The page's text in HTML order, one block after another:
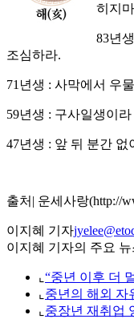
히지
83년
조심하라.
71년생 : 사막에서 우
59년생 : 구사일생이
47년생 : 앞 뒤 분간
출처| 운세사랑(http://
이지혜 기자
이지혜 기자의 주요 뉴
⌞ “중년 이후 더
⌞ 중년의 해외 자
⌞ 중장년 재취업